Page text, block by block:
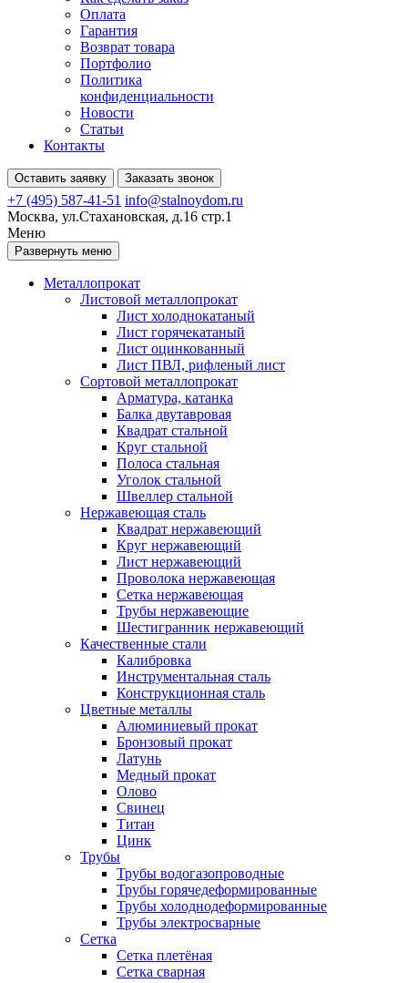
Оплата
Гарантия
Возврат товара
Портфолио
Политика
конфиденциальности
Новости
Статьи
Контакты
Оставить заявку Заказать звонок
+7 (495) 587-41-51 info@stalnoydom.ru
Москва, ул.Стахановская, д.16 стр.1
Меню
Развернуть меню
Металлопрокат
Листовой металлопрокат
Лист холоднокатаный
Лист горячекатаный
Лист оцинкованный
Лист ПВЛ, рифленый лист
Сортовой металлопрокат
Арматура, катанка
Балка двутавровая
Квадрат стальной
Круг стальной
Полоса стальная
Уголок стальной
Швеллер стальной
Нержавеющая сталь
Квадрат нержавеющий
Круг нержавеющий
Лист нержавеющий
Проволока нержавеющая
Сетка нержавеющая
Трубы нержавеющие
Шестигранник нержавеющий
Качественные стали
Калибровка
Инструментальная сталь
Конструкционная сталь
Цветные металлы
Алюминиевый прокат
Бронзовый прокат
Латунь
Медный прокат
Олово
Свинец
Титан
Цинк
Трубы
Трубы водогазопроводные
Трубы горячедеформированные
Трубы холоднодеформированные
Трубы электросварные
Сетка
Сетка плетёная
Сетка сварная